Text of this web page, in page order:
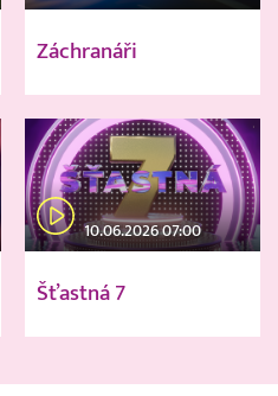
Záchranáři
10.06.2026 07:00
Šťastná 7